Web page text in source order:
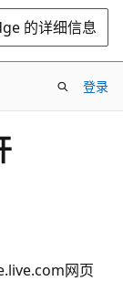
的详细信息
登录
网页